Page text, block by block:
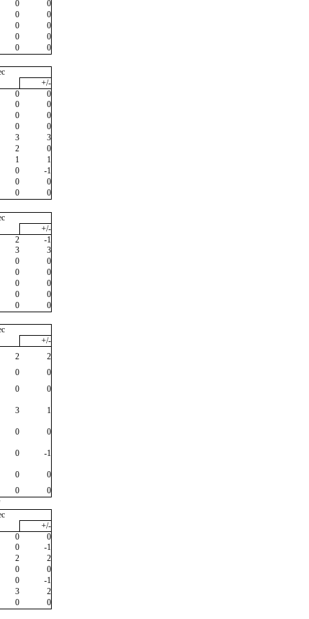
0
0
0
0
0
0
0
0
0
0
+/-
0
0
0
0
0
0
0
0
3
3
2
0
1
1
0
-1
0
0
0
0
+/-
2
-1
3
3
0
0
0
0
0
0
0
0
0
0
+/-
2
2
0
0
0
0
3
1
0
0
0
-1
0
0
0
0
+/-
0
0
0
-1
2
2
0
0
0
-1
3
2
0
0